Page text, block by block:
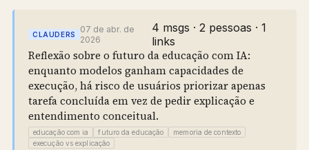
CLAUDERS
07 de abr. de
2026
4 msgs · 2 pessoas · 1
links
Reflexão sobre o futuro da educação com IA:
enquanto modelos ganham capacidades de
execução, há risco de usuários priorizar apenas
tarefa concluída em vez de pedir explicação e
entendimento conceitual.
educação com ia futuro da educação
memoria de contexto
execução vs explicação